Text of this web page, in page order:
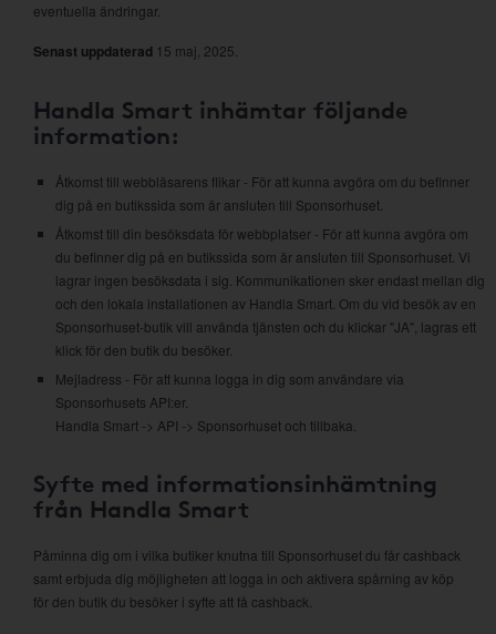
eventuella ändringar.
Senast uppdaterad 15 maj, 2025.
Handla Smart inhämtar följande
information:
Åtkomst till webbläsarens flikar - För att kunna avgöra om du befinner
dig på en butikssida som är ansluten till Sponsorhuset.
Åtkomst till din besöksdata för webbplatser - För att kunna avgöra om
du befinner dig på en butikssida som är ansluten till Sponsorhuset. Vi
lagrar ingen besöksdata i sig. Kommunikationen sker endast mellan dig
och den lokala installationen av Handla Smart. Om du vid besök av en
Sponsorhuset-butik vill använda tjänsten och du klickar "JA", lagras ett
klick för den butik du besöker.
Mejladress - För att kunna logga in dig som användare via
Sponsorhusets API:er.
Handla Smart -> API -> Sponsorhuset och tillbaka.
Syfte med informationsinhämtning
från Handla Smart
Påminna dig om i vilka butiker knutna till Sponsorhuset du får cashback
samt erbjuda dig möjligheten att logga in och aktivera spårning av köp
för den butik du besöker i syfte att få cashback.